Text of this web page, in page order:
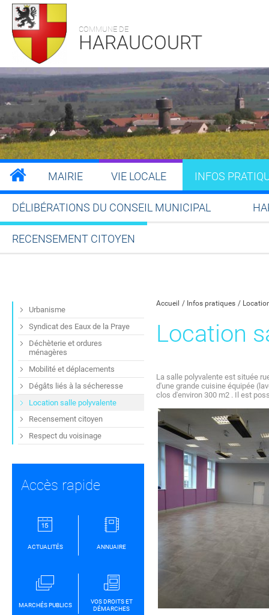
COMMUNE DE
HARAUCOURT
MAIRIE VIE LOCALE INFOS
DÉLIBÉRATIONS DU CONSEIL MUNICIPAL
RECENSEMENT CITOYEN
Accueil Infos pratiques
Location
La salle polyvalente est située
d'une grande cuisine équipée
clos d'environ 300 m2 . Il est
Urbanisme
Syndicat des Eaux de la Praye
Déchèterie et ordures
ménagères
Mobilité et déplacements
Dégâts liés à la sécheresse
Location salle polyvalente
Recensement citoyen
Respect du voisinage
Accès rapide
ACTUALITÉS ANNUAIRE
MARCHÉS PUBLICS
VOS DROITS ET
DÉMARCHES